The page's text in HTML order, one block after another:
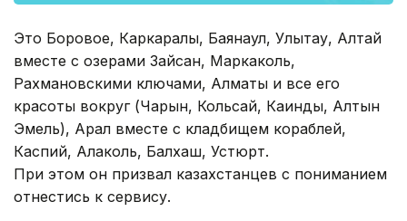
Это Боровое, Каркаралы, Баянаул, Улытау, Алтай
вместе с озерами Зайсан, Маркаколь,
Рахмановскими ключами, Алматы и все его
красоты вокруг (Чарын, Кольсай, Каинды, Алтын
Эмель), Арал вместе с кладбищем кораблей,
Каспий, Алаколь, Балхаш, Устюрт.
При этом он призвал казахстанцев с пониманием
отнестись к сервису.